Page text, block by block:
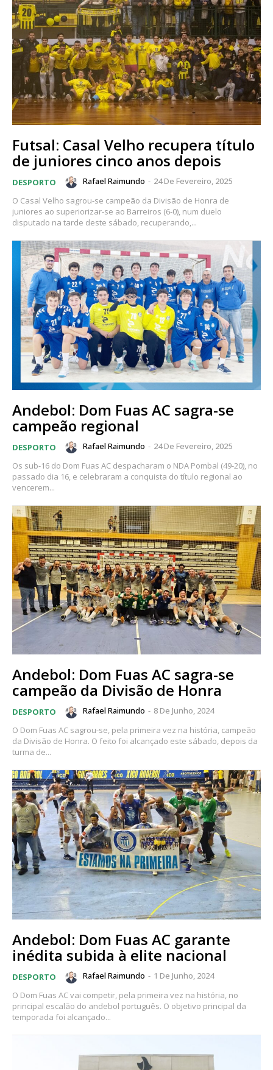
Futsal: Casal Velho recupera título
de juniores cinco anos depois
DESPORTO Rafael Raimundo - 24 De Fevereiro, 2025
O Casal Velho sagrou-se campeão da Divisão de Honra de
juniores ao superiorizar-se ao Barreiros (6-0), num duelo
disputado na tarde deste sábado, recuperando,...
Andebol: Dom Fuas AC sagra-se
campeão regional
DESPORTO Rafael Raimundo - 24 De Fevereiro, 2025
Os sub-16 do Dom Fuas AC despacharam o NDA Pombal (49-20), no
passado dia 16, e celebraram a conquista do título regional ao
vencerem...
Andebol: Dom Fuas AC sagra-se
campeão da Divisão de Honra
DESPORTO Rafael Raimundo - 8 De Junho, 2024
O Dom Fuas AC sagrou-se, pela primeira vez na história, campeão
da Divisão de Honra. O feito foi alcançado este sábado, depois da
turma de...
Andebol: Dom Fuas AC garante
inédita subida à elite nacional
DESPORTO Rafael Raimundo - 1 De Junho, 2024
O Dom Fuas AC vai competir, pela primeira vez na história, no
principal escalão do andebol português. O objetivo principal da
temporada foi alcançado...